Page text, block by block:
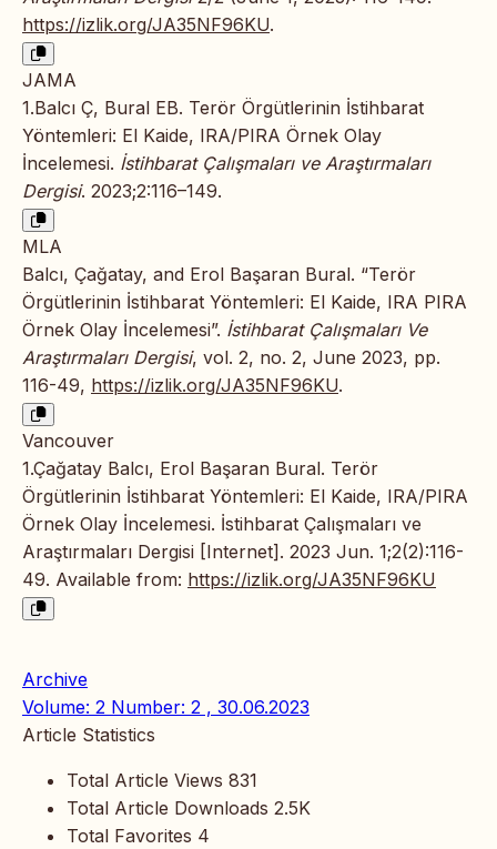
https://izlik.org/JA35NF96KU.
JAMA
1.Balcı Ç, Bural EB. Terör Örgütlerinin İstihbarat
Yöntemleri: El Kaide, IRA/PIRA Örnek Olay
İncelemesi. İstihbarat Çalışmaları ve Araştırmaları
Dergisi. 2023;2:116–149.
MLA
Balcı, Çağatay, and Erol Başaran Bural. “Terör
Örgütlerinin İstihbarat Yöntemleri: El Kaide, IRA PIRA
Örnek Olay İncelemesi”. İstihbarat Çalışmaları Ve
Araştırmaları Dergisi, vol. 2, no. 2, June 2023, pp.
116-49, https://izlik.org/JA35NF96KU.
Vancouver
1.Çağatay Balcı, Erol Başaran Bural. Terör
Örgütlerinin İstihbarat Yöntemleri: El Kaide, IRA/PIRA
Örnek Olay İncelemesi. İstihbarat Çalışmaları ve
Araştırmaları Dergisi [Internet]. 2023 Jun. 1;2(2):116-
49. Available from: https://izlik.org/JA35NF96KU
Archive
Volume: 2 Number: 2 , 30.06.2023
Article Statistics
Total Article Views 831
Total Article Downloads 2.5K
Total Favorites 4